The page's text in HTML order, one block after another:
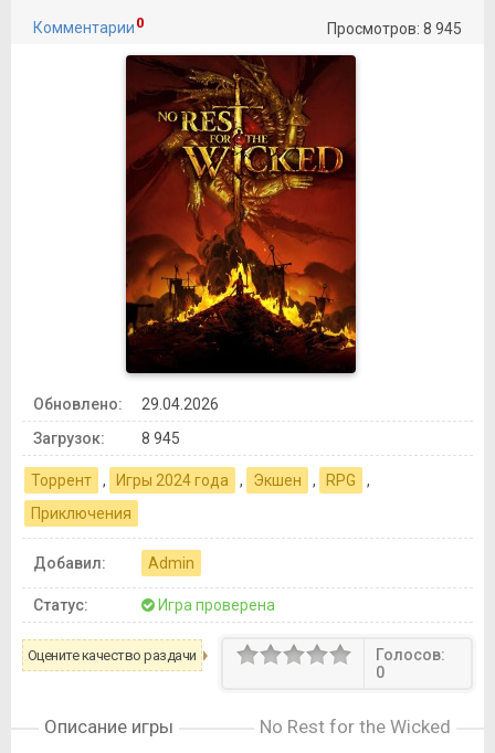
Комментарии 0 Просмотров: 8 945
Обновлено:
29.04.2026
Загрузок:
8 945
Торрент , Игры 2024 года , Экшен , RPG
,
Приключения
Добавил: Admin
Статус: Игра проверена
Оцените качество раздачи
Голосов:
0
Описание игры No Rest for the Wicked